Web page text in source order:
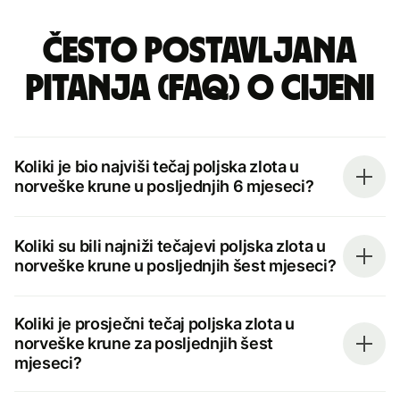
Često postavljana
pitanja (FAQ) o cijeni
Koliki je bio najviši tečaj poljska zlota u
norveške krune u posljednjih 6 mjeseci?
Koliki su bili najniži tečajevi poljska zlota u
norveške krune u posljednjih šest mjeseci?
Koliki je prosječni tečaj poljska zlota u
norveške krune za posljednjih šest
mjeseci?